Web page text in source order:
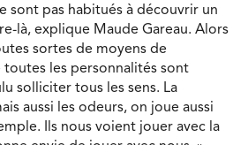
sont pas habitués à découvrir un
là, explique Maude Gareau. Alors
sortes de moyens de
toutes les personnalités sont
solliciter tous les sens. La
aussi les odeurs, on joue aussi
Ils nous voient jouer avec la